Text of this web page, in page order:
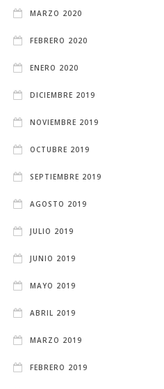
MARZO 2020
FEBRERO 2020
ENERO 2020
DICIEMBRE 2019
NOVIEMBRE 2019
OCTUBRE 2019
SEPTIEMBRE 2019
AGOSTO 2019
JULIO 2019
JUNIO 2019
MAYO 2019
ABRIL 2019
MARZO 2019
FEBRERO 2019